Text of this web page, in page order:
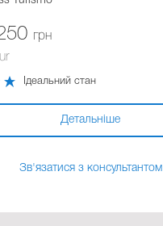
грн
Ідеальний стан
Детальніше
Зв'язатися з консультантом